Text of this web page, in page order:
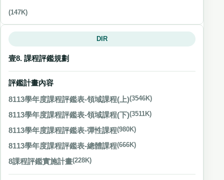
(147K)
DIR
壹8. 課程評鑑規劃
評鑑計畫內容
8113學年度課程評鑑表-領域課程(上)(3546K)
8113學年度課程評鑑表-領域課程(下)(3511K)
8113學年度課程評鑑表-彈性課程(980K)
8113學年度課程評鑑表-總體課程(666K)
8課程評鑑實施計畫(228K)